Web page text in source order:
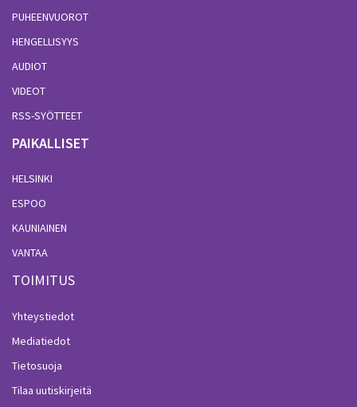
PUHEENVUOROT
HENGELLISYYS
AUDIOT
VIDEOT
RSS-SYÖTTEET
PAIKALLISET
HELSINKI
ESPOO
KAUNIAINEN
VANTAA
TOIMITUS
Yhteystiedot
Mediatiedot
Tietosuoja
Tilaa uutiskirjeitä